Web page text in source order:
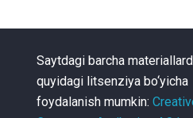
Saytdagi barcha
quyidagi litsenziya bo‘yicha
foydalanish mumkin: